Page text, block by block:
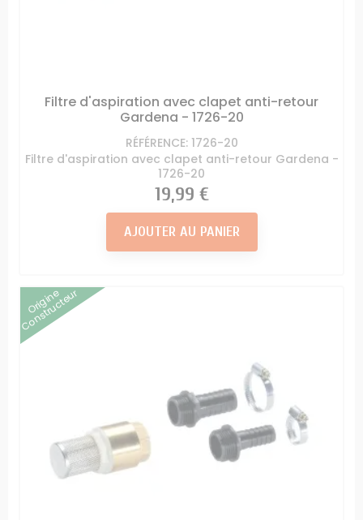
Filtre d'aspiration avec clapet anti-retour
Gardena - 1726-20
RÉFÉRENCE: 1726-20
Filtre d'aspiration avec clapet anti-retour Gardena -
1726-20
Prix
19,99 €
AJOUTER AU PANIER
Origine
Constructeur